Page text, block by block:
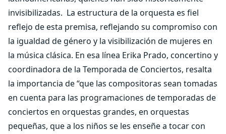
invisibilizadas. La estructura de la orquesta es fiel
reflejo de esta premisa, reflejando su compromiso con
la igualdad de género y la visibilización de mujeres en
la música clásica. En esa línea Erika Prado, concertino y
coordinadora de la Temporada de Conciertos, resalta
la importancia de “que las compositoras sean tomadas
en cuenta para las programaciones de temporadas de
conciertos en orquestas grandes, en orquestas
pequeñas, que a los niños se les enseñe a tocar con